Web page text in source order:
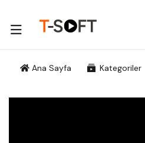
Ana Sayfa Kategoriler